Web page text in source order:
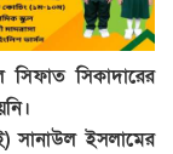
সিকাদারের
সানাউল ইসলামের